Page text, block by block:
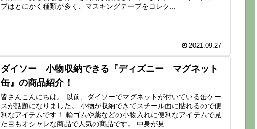
プはとにかく種類が多く、マスキングテープをコレク...
2021.09.27
ダイソー 小物収納できる『ディズニー マグネット
缶』の商品紹介！
皆さんこんにちは。 以前、ダイソーでマグネットが付いている缶ケー
スが話題になりました。 小物が収納できてスチール面に貼れるので便
利なアイテムです！ 輪ゴムや薬などの小物入れに便利なアイテムで見
た目もオシャレな商品で人気の商品です。 中身が見...